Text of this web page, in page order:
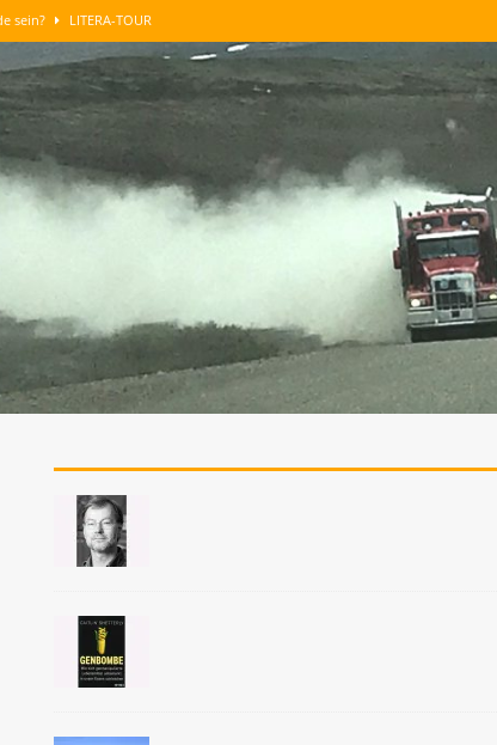
sein? LITERA-TOUR
GUT BERATEN
LITERA-TOUR
Denkens
Problemzonen … SONST NOCH WAS